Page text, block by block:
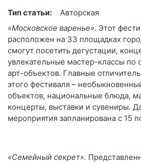
Тип статьи:
Авторская
«Московское варенье». Этот
расположен на 33 площадках
смогут посетить дегустации,
увлекательные мастер-классы по
арт-объектов. Главные
этого фестиваля –
объектов, национальные блюда,
концерты, выставки и сувениры.
мероприятия запланирована с 15
«Семейный секрет».